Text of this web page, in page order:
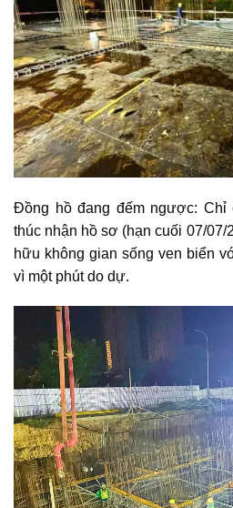
Đồng hồ đang đếm ngược:
thúc nhận hồ sơ (hạn cuối 07/
hữu không gian sống ven biển
vì một phút do dự.